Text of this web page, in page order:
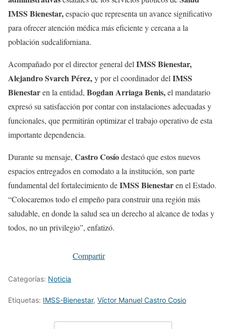
IMSS Bienestar,espacio que representa un avance significativo
para ofrecer atención médica más eficiente y cercana a la
población sudcaliforniana.
Acompañado por el director general del IMSS Bienestar,
Alejandro Svarch Pérez,y por el coordinador del IMSS
Bienestaren la entidad, Bogdan Arriaga Benis,el mandatario
expresó su satisfacción por contar con instalaciones adecuadas y
funcionales, que permitirán optimizar el trabajo operativo de esta
importante dependencia.
Durante su mensaje, Castro Cosíodestacó que estos nuevos
espacios entregados en comodato a la institución, son parte
fundamental del fortalecimiento deIMSS Bienestaren el Estado.
“Colocaremos todo el empeño para construir una región más
saludable, en donde la salud sea un derecho al alcance de todas y
todos, no un privilegio”, enfatizó.
Compartir
Categorías: Noticia
Etiquetas: IMSS-Bienestar, Víctor Manuel Castro Cosio